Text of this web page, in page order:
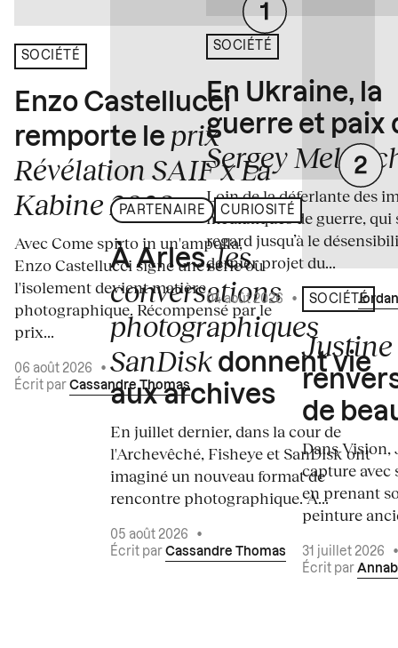
SOCIÉTÉ
Enzo Castellucci
remporte le prix
Révélation SAIF x La
Kabine 2026
Avec Come spirto in un'ampolla,
Enzo Castellucci signe une série où
l'isolement devient matière
photographique. Récompensé par le
prix...
06 août 2026
•
Écrit par Cassandre Thomas
PARTENAIRE CURIOSITÉ
À Arles,les
conversations
photographiques
SanDisk donnent vie
aux archives
En juillet dernier, dans la cour de
l'Archevêché, Fisheye et SanDisk ont
imaginé un nouveau format de
rencontre photographique. À...
05 août 2026
•
Écrit par Cassandre Thomas
SOCIÉTÉ
En Ukraine, la
guerre et paix
Sergey
Loin de la déferlante des
médiatiques de guerre, qui
regard jusqu’à le
dernier projet du...
04 août 2026 • Écrit par
SOCIÉTÉ
de
Dans
capture avec
en prenant
peinture
31 juillet 2026
Écrit par